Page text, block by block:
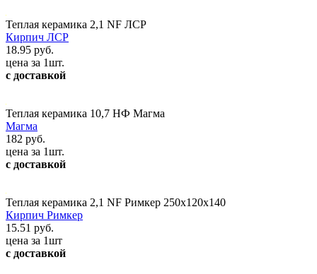
Теплая керамика 2,1 NF ЛСР
Кирпич ЛСР
18.95 руб.
цена за 1шт.
с доставкой
Теплая керамика 10,7 НФ Магма
Магма
182 руб.
цена за 1шт.
с доставкой
Теплая керамика 2,1 NF Римкер 250x120x140
Кирпич Римкер
15.51 руб.
цена за 1шт
с доставкой